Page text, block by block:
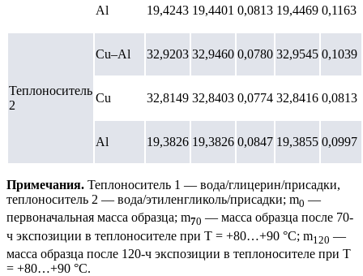
Al 19,4243 19,4401 0,0813 19,4469 0,1163
Теплоноситель
2
Cu–Al 32,9203 32,9460 0,0780 32,9545 0,1039
Cu 32,8149 32,8403 0,0774 32,8416 0,0813
Al 19,3826 19,3826 0,0847 19,3855 0,0997
Примечания. Теплоноситель 1 — вода/глицерин/присадки,
теплоноситель 2 — вода/этиленгликоль/присадки; m0 —
первоначальная масса образца; m70 — масса образца после 70-
ч экспозиции в теплоносителе при Т = +80…+90 °С; m120 —
масса образца после 120-ч экспозиции в теплоносителе при Т
= +80…+90 °С.